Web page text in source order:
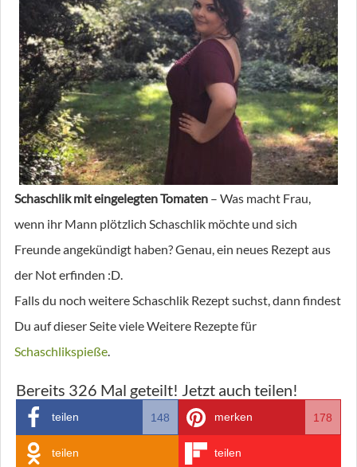
Schaschlik mit eingelegten Tomaten – Was macht Frau,
wenn ihr Mann plötzlich Schaschlik möchte und sich
Freunde angekündigt haben? Genau, ein neues Rezept aus
der Not erfinden :D.
Falls du noch weitere Schaschlik Rezept suchst, dann findest
Du auf dieser Seite viele Weitere Rezepte für
Schaschlikspieße.
Bereits 326 Mal geteilt! Jetzt auch teilen!
teilen 148 merken 178
teilen teilen